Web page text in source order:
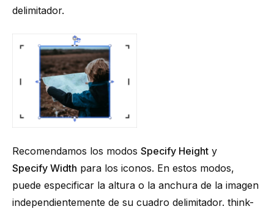
delimitador.
Recomendamos los modos Specify Height y
Specify Width para los iconos. En estos modos,
puede especificar la altura o la anchura de la imagen
independientemente de su cuadro delimitador. think-